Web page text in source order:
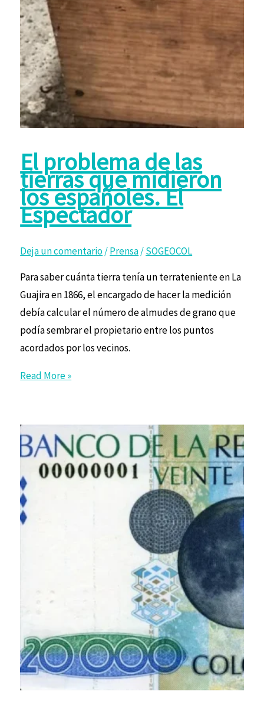
El problema de las
tierras que midieron
los españoles. El
Espectador
Deja un comentario/Prensa/SOGEOCOL
Para saber cuánta tierra tenía un terrateniente en La
Guajira en 1866, el encargado de hacer la medición
debía calcular el número de almudes de grano que
podía sembrar el propietario entre los puntos
acordados por los vecinos.
Read More »